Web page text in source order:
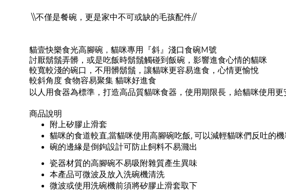
\\不僅是餐碗，更是家中不可或缺的毛孩配件//
貓壹快樂食光高腳碗 ， 貓咪專用『斜』淺口食碗M號
討厭鬍鬚弄髒，或是吃飯時鬍鬚觸碰到飯碗，影響進食心情的貓咪
較寬較淺的碗口，不用髒鬍鬚，讓貓咪更容易進食，心情更愉悅
較斜角度 食物容易聚集 貓咪好進食
以人用食器為標準， 打造高品質貓咪食器，使用期限長，給貓咪使用更
商品說明
附上矽膠止滑套
貓咪的食道較直,當貓咪使用高腳碗吃飯, 可以減輕貓咪們反吐的
碗的邊緣是倒鉤設計可防止飼料不易濺出
瓷器材質的高腳碗不易吸附雜質產生異味
本產品可微波及放入洗碗機清洗
微波或使用洗碗機前須將矽膠止滑套取下